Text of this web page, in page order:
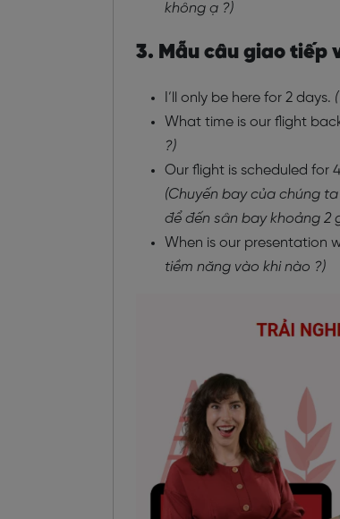
không ạ ?)
3. Mẫu câu giao tiếp
I’ll only be here for 2 days.
What time is our flight
?)
Our flight is scheduled for
(Chuyến bay của chúng
để đến sân bay khoảng 2
When is our presentation
tiềm năng vào khi nào ?)